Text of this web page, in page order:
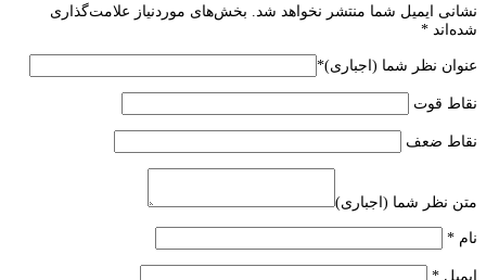
نشانی ایمیل شما منتشر نخواهد شد. بخش‌های موردنیاز علامت‌گذاری
شده‌اند *
عنوان نظر شما (اجباری)*
نقاط قوت
نقاط ضعف
متن نظر شما (اجباری)
نام *
ایمیل *